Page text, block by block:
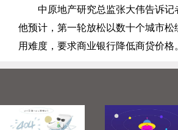
中原地产研究总监张大伟告诉
他预计，第一轮放松以数十个城市
用难度，要求商业银行降低商贷价格